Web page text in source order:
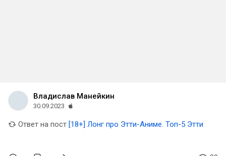
Владислав Манейкин
30.09.2023
Ответ на пост [18+] Лонг про Этти-Аниме. Топ-5 Этти